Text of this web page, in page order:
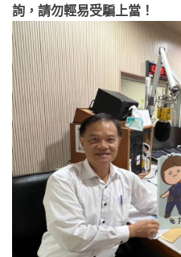
詢，請勿輕易受騙上當！